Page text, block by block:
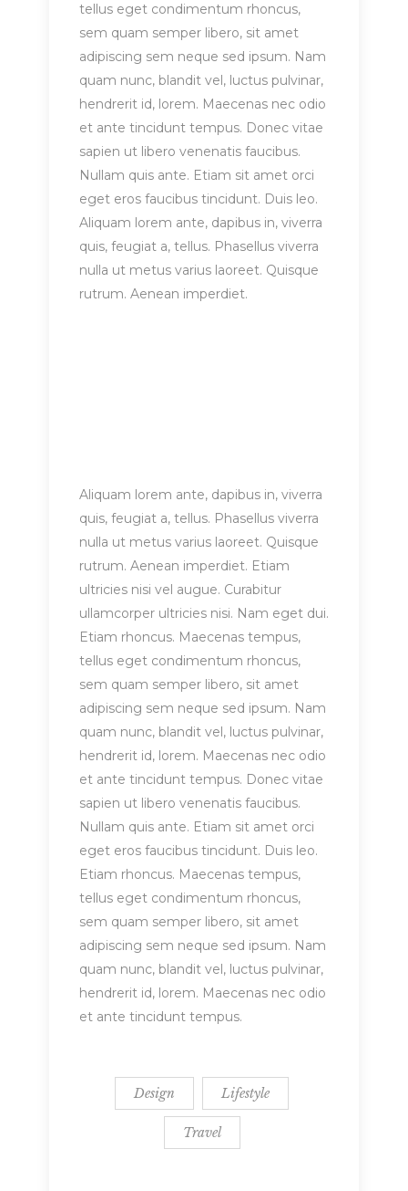
tellus eget condimentum rhoncus,
sem quam semper libero, sit amet
adipiscing sem neque sed ipsum. Nam
quam nunc, blandit vel, luctus pulvinar,
hendrerit id, lorem. Maecenas nec odio
et ante tincidunt tempus. Donec vitae
sapien ut libero venenatis faucibus.
Nullam quis ante. Etiam sit amet orci
eget eros faucibus tincidunt. Duis leo.
Aliquam lorem ante, dapibus in, viverra
quis, feugiat a, tellus. Phasellus viverra
nulla ut metus varius laoreet. Quisque
rutrum. Aenean imperdiet.
Aliquam lorem ante, dapibus in, viverra
quis, feugiat a, tellus. Phasellus viverra
nulla ut metus varius laoreet. Quisque
rutrum. Aenean imperdiet. Etiam
ultricies nisi vel augue. Curabitur
ullamcorper ultricies nisi. Nam eget dui.
Etiam rhoncus. Maecenas tempus,
tellus eget condimentum rhoncus,
sem quam semper libero, sit amet
adipiscing sem neque sed ipsum. Nam
quam nunc, blandit vel, luctus pulvinar,
hendrerit id, lorem. Maecenas nec odio
et ante tincidunt tempus. Donec vitae
sapien ut libero venenatis faucibus.
Nullam quis ante. Etiam sit amet orci
eget eros faucibus tincidunt. Duis leo.
Etiam rhoncus. Maecenas tempus,
tellus eget condimentum rhoncus,
sem quam semper libero, sit amet
adipiscing sem neque sed ipsum. Nam
quam nunc, blandit vel, luctus pulvinar,
hendrerit id, lorem. Maecenas nec odio
et ante tincidunt tempus.
Design Lifestyle
Travel